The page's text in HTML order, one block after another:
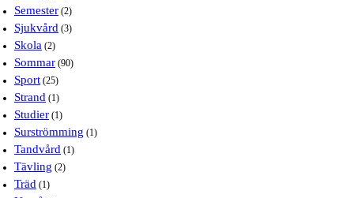
Semester (2)
Sjukvård (3)
Skola (2)
Sommar (90)
Sport (25)
Strand (1)
Studier (1)
Surströmming (1)
Tandvård (1)
Tävling (2)
Träd (1)